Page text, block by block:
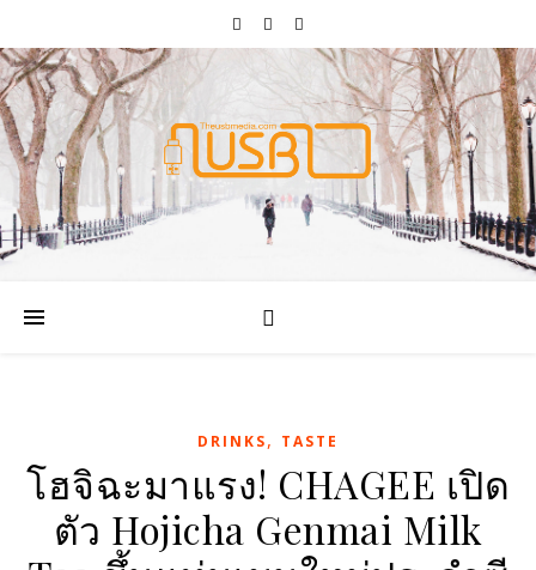
DRINKS, TASTE
โฮจิฉะมาแรง! CHAGEE เปิด
ตัว Hojicha Genmai Milk